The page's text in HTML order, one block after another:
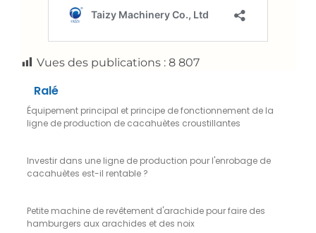
Vues des publications : 8 807
Ralé
Équipement principal et principe de fonctionnement de la
ligne de production de cacahuètes croustillantes
Investir dans une ligne de production pour l'enrobage de
cacahuètes est-il rentable ?
Petite machine de revêtement d'arachide pour faire des
hamburgers aux arachides et des noix